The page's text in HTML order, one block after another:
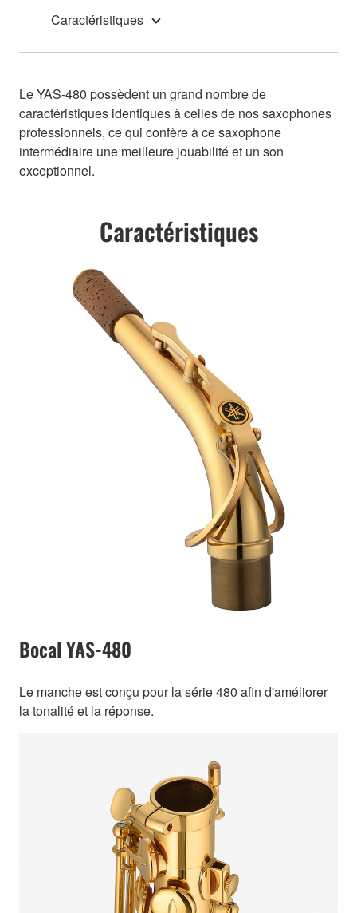
Caractéristiques
Le YAS-480 possèdent un grand nombre de
caractéristiques identiques à celles de nos saxophones
professionnels, ce qui confère à ce saxophone
intermédiaire une meilleure jouabilité et un son
exceptionnel.
Caractéristiques
Bocal YAS-480
Le manche est conçu pour la série 480 afin d'améliorer
la tonalité et la réponse.